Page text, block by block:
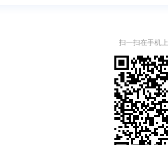
扫一扫在手机